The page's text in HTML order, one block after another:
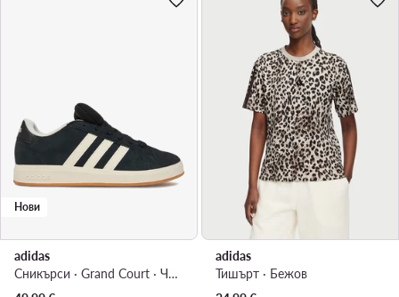
Нови
adidas
Сникърси · Grand Court · Черен
adidas
Тишърт · Бежов